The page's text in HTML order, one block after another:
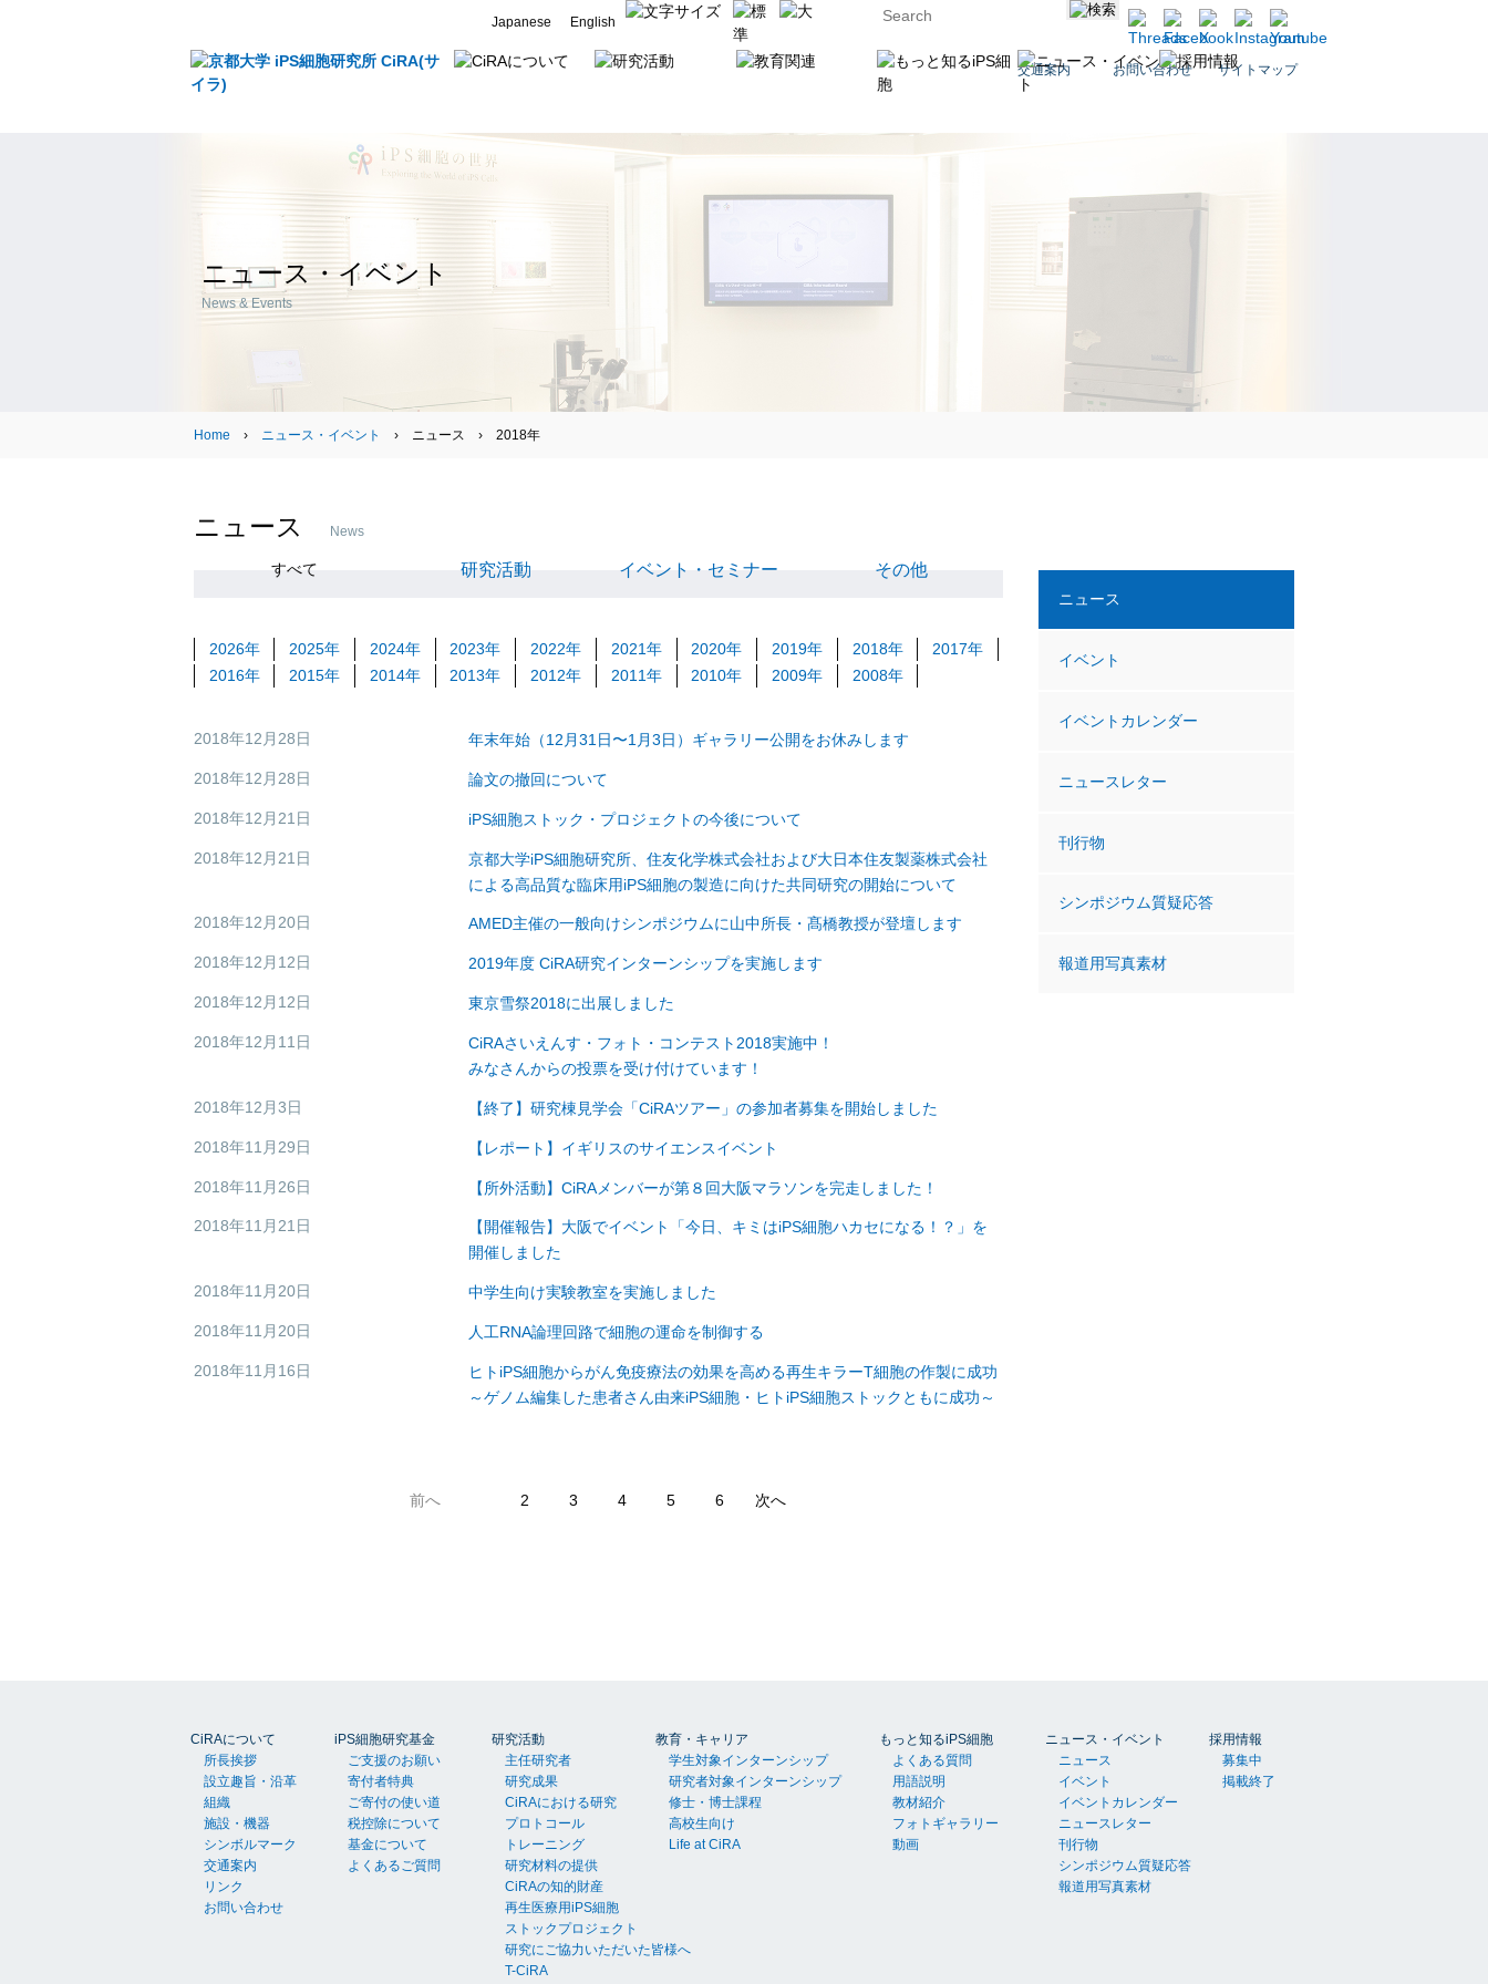
Japanese English
交通案内 お問い合わせ サイトマップ
ニュース・イベント
News & Events
Home › ニュース・イベント › ニュース › 2018年
ニュース News
すべて 研究活動 イベント・セミナー その他
2026年 2025年 2024年 2023年 2022年 2021年 2020年 2019年 2018年
2017年
2016年
2015年 2014年 2013年 2012年 2011年 2010年 2009年 2008年
2018年12月28日 年末年始（12月31日〜1月3日）ギャラリー公開をお休みします
2018年12月28日 論文の撤回について
2018年12月21日 iPS細胞ストック・プロジェクトの今後について
2018年12月21日
京都大学iPS細胞研究所、住友化学株式会社および大日本住友製薬株式会社
による高品質な臨床用iPS細胞の製造に向けた共同研究の開始について
2018年12月20日 AMED主催の一般向けシンポジウムに山中所長・髙橋教授が登壇します
2018年12月12日 2019年度 CiRA研究インターンシップを実施します
2018年12月12日 東京雪祭2018に出展しました
2018年12月11日
CiRAさいえんす・フォト・コンテスト2018実施中！
みなさんからの投票を受け付けています！
2018年12月3日 【終了】研究棟見学会「CiRAツアー」の参加者募集を開始しました
2018年11月29日 【レポート】イギリスのサイエンスイベント
2018年11月26日 【所外活動】CiRAメンバーが第８回大阪マラソンを完走しました！
2018年11月21日
【開催報告】大阪でイベント「今日、キミはiPS細胞ハカセになる！？」を
開催しました
2018年11月20日 中学生向け実験教室を実施しました
2018年11月20日 人工RNA論理回路で細胞の運命を制御する
2018年11月16日
ヒトiPS細胞からがん免疫療法の効果を高める再生キラーT細胞の作製に成功
～ゲノム編集した患者さん由来iPS細胞・ヒトiPS細胞ストックともに成功～
2 3 4 5 6
前へ 次へ
ニュース
イベント
イベントカレンダー
ニュースレター
刊行物
シンポジウム質疑応答
報道用写真素材
CiRAについて
所長挨拶
設立趣旨・沿革
組織
施設・機器
シンボルマーク
交通案内
リンク
お問い合わせ
iPS細胞研究基金
ご支援のお願い
寄付者特典
ご寄付の使い道
税控除について
基金について
よくあるご質問
研究活動
主任研究者
研究成果
CiRAにおける研究
プロトコール
トレーニング
研究材料の提供
CiRAの知的財産
再生医療用iPS細胞
ストックプロジェクト
研究にご協力いただいた皆様へ
T-CiRA
教育・キャリア
学生対象インターンシップ
研究者対象インターンシップ
修士・博士課程
高校生向け
Life at CiRA
もっと知るiPS細胞
よくある質問
用語説明
教材紹介
フォトギャラリー
動画
ニュース・イベント
ニュース
イベント
イベントカレンダー
ニュースレター
刊行物
シンポジウム質疑応答
報道用写真素材
採用情報
募集中
掲載終了